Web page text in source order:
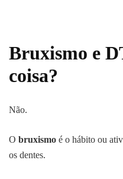
Bruxismo e
coisa?
Não.
O bruxismo é o hábito ou
os dentes.